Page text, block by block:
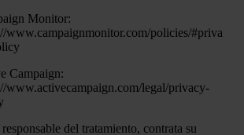
Monitor:
www.campaignmonitor.com/policies/#priva
Campaign:
www.activecampaign.com/legal/privacy-
del tratamiento, contrata su